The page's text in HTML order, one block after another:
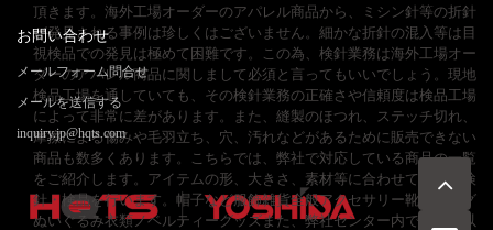
頂きます。海外工場オーダーのアパレル商品から、ミシン針等の折針
が発見される事例は珍しくはございません。細かな折針の混入等は目
視検品での発見は極めて困難です。この為、検針業務は海外工場オー
ダーのアパレル商品に関しまして必須と言ってもいいでしょう。現地
検品工場を通していても、その検針業務の正確さや信頼度は検品工場
によって非常に差があります。また、縫製のほつれ、ステッチ切れ、
摩擦による傷みや毛羽立ち、穴、汚れなどがあるために販売できない
商品も数多くあります。こちらでは、弊社で対応している商品の一覧
をご紹介します。アイテムの形、大きさ、素材等に合わせて最適な検
針・検品を行います。帽子など服飾雑貨全般アクセサリー靴・バッグ
ぬいぐるみ衣類ノベルティーグッズまた、弊社センター内での検品以
お問い合わせ
メールフォーム問合せ
メールを送信する
inquiry.jp@hqts.com